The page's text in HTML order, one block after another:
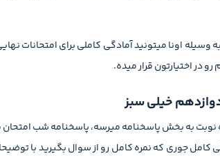
۱۲ تا آزمون داره که به وسیله اونا میتونید آمادگی
در اختیارتون قرار میده.
خیلی‌ سبز
به بخش پاسخنامه‌ میرسه، پاسخنامه شب
کامل جوری که نمره کامل رو از سوال بگیرید با